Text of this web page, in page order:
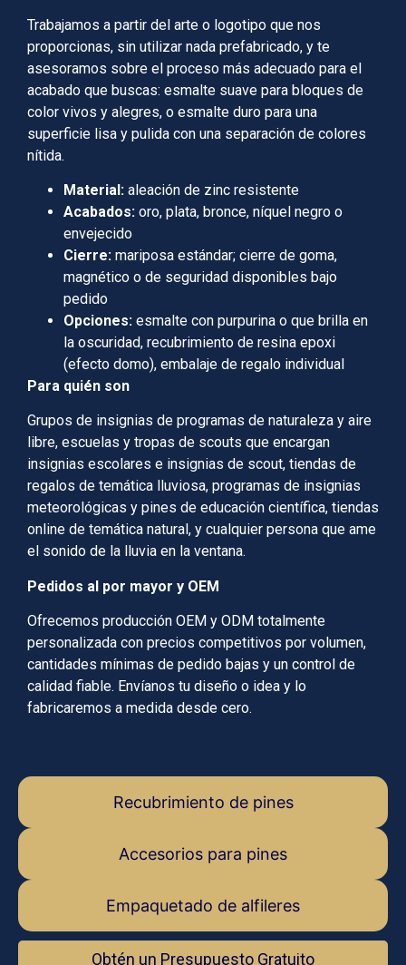
Recubrimiento de pines
Accesorios para pines
Empaquetado de alfileres
Trabajamos a partir del arte o logotipo que nos
proporcionas, sin utilizar nada prefabricado, y te
asesoramos sobre el proceso más adecuado para el
acabado que buscas: esmalte suave para bloques de
color vivos y alegres, o esmalte duro para una
superficie lisa y pulida con una separación de colores
nítida.
Material: aleación de zinc resistente
Acabados: oro, plata, bronce, níquel negro o
envejecido
Cierre: mariposa estándar; cierre de goma,
magnético o de seguridad disponibles bajo
pedido
Opciones: esmalte con purpurina o que brilla en
la oscuridad, recubrimiento de resina epoxi
(efecto domo), embalaje de regalo individual
Para quién son
Grupos de insignias de programas de naturaleza y aire
libre, escuelas y tropas de scouts que encargan
insignias escolares e insignias de scout, tiendas de
regalos de temática lluviosa, programas de insignias
meteorológicas y pines de educación científica, tiendas
online de temática natural, y cualquier persona que ame
el sonido de la lluvia en la ventana.
Pedidos al por mayor y OEM
Ofrecemos producción OEM y ODM totalmente
personalizada con precios competitivos por volumen,
cantidades mínimas de pedido bajas y un control de
calidad fiable. Envíanos tu diseño o idea y lo
fabricaremos a medida desde cero.
Obtén un Presupuesto Gratuito